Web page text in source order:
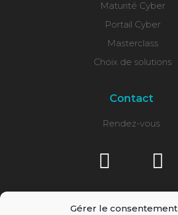
Gérer le consentement
Maturité Cyber
Portail Cyber
Masterclass
Choix de solutions
Contact
Rendez-vous